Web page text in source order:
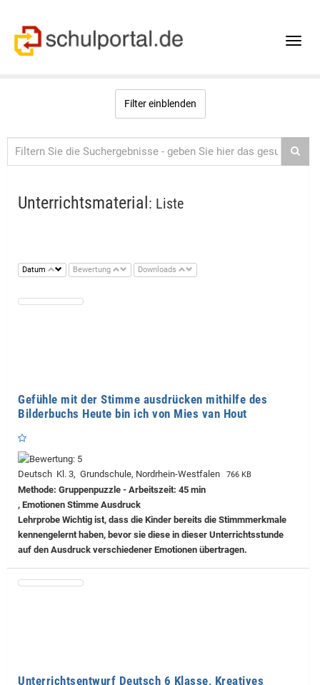
Toggle
Filter einblenden
Unterrichtsmaterial : Liste
Datum Bewertung Downloads
Gefühle mit der Stimme ausdrücken mithilfe des
Bilderbuchs Heute bin ich von Mies van Hout
Deutsch Kl. 3, Grundschule, Nordrhein-Westfalen 766 KB
Methode: Gruppenpuzzle - Arbeitszeit: 45 min
, Emotionen Stimme Ausdruck
Lehrprobe Wichtig ist, dass die Kinder bereits die Stimmmerkmale
kennengelernt haben, bevor sie diese in dieser Unterrichtsstunde
auf den Ausdruck verschiedener Emotionen übertragen.
Unterrichtsentwurf Deutsch 6 Klasse, Kreatives